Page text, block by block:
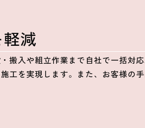
減
搬入や組立作業まで自社で一括対応
工を実現します。また、お客様の